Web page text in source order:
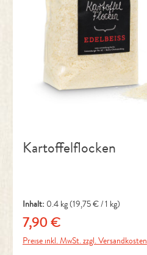
Kartoffelflocken
Inhalt: 0.4 kg(19,75 € / 1 kg)
Regulärer Preis:
7,90 €
Preise inkl. MwSt. zzgl. Versandkosten